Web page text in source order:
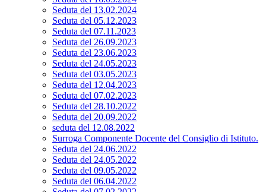
Seduta del 13.02.2024
Seduta del 05.12.2023
Seduta del 07.11.2023
Seduta del 26.09.2023
Seduta del 23.06.2023
Seduta del 24.05.2023
Seduta del 03.05.2023
Seduta del 12.04.2023
Seduta del 07.02.2023
Seduta del 28.10.2022
Seduta del 20.09.2022
seduta del 12.08.2022
Surroga Componente Docente del Consiglio di Istituto.
Seduta del 24.06.2022
Seduta del 24.05.2022
Seduta del 09.05.2022
Seduta del 06.04.2022